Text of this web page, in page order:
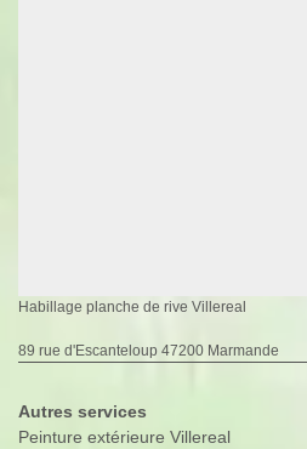
Habillage planche de rive Villereal
89 rue d'Escanteloup 47200 Marmande
Autres services
Peinture extérieure Villereal